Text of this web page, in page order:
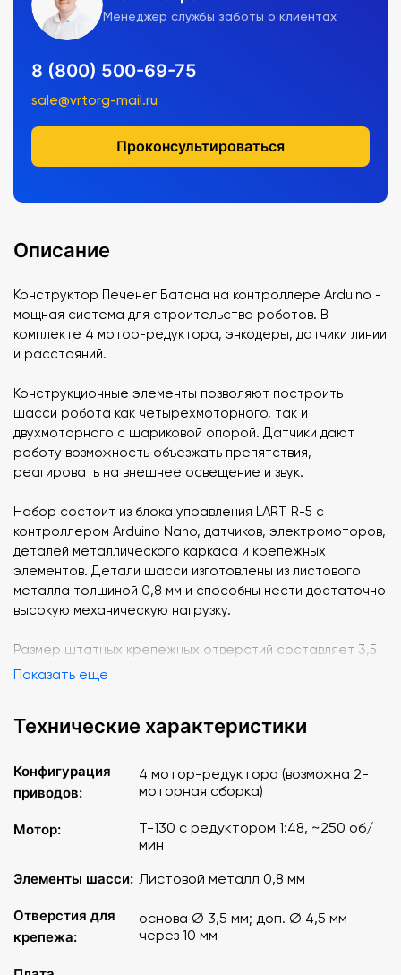
Менеджер службы заботы о клиентах
8 (800) 500-69-75
sale@vrtorg-mail.ru
Проконсультироваться
Описание
Конструктор Печенег Батана на контроллере Arduino -
мощная система для строительства роботов. В
комплекте 4 мотор-редуктора, энкодеры, датчики линии
и расстояний.
Конструкционные элементы позволяют построить
шасси робота как четырехмоторного, так и
двухмоторного с шариковой опорой. Датчики дают
роботу возможность объезжать препятствия,
реагировать на внешнее освещение и звук.
Набор состоит из блока управления LART R-5 с
контроллером Arduino Nano, датчиков, электромоторов,
деталей металлического каркаса и крепежных
элементов. Детали шасси изготовлены из листового
металла толщиной 0,8 мм и способны нести достаточно
высокую механическую нагрузку.
Размер штатных крепежных отверстий составляет 3,5
мм. На пластине размещены дополнительные отверстия
Контроллер Arduino прост в освоении
Подросток без помощи профессиональных инженеров и
программистов сможет самостоятельно собирать и
роботов, следующих по заданной траектории, до
сложных кибернетических систем.
Детали шасси конструктора выполнены из листового
для крепления элементов робота (3,5 мм). Также на
листе размещены отверстия 4,5 мм и шагом 10 мм. Это
Показать еще
Технические характеристики
Конфигурация
приводов:
4 мотор-редуктора (возможна 2-
моторная сборка)
Мотор:
T-130 с редуктором 1:48, ~250 об/
мин
Элементы шасси: Листовой металл 0,8 мм
Отверстия для
крепежа:
основа Ø 3,5 мм; доп. Ø 4,5 мм
через 10 мм